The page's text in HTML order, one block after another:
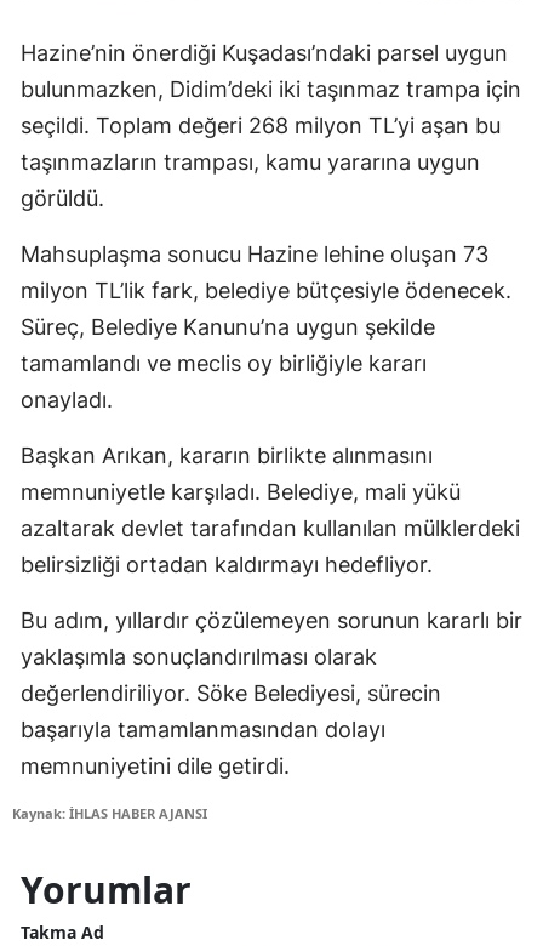
Hazine’nin önerdiği Kuşadası’ndaki parsel uygun
bulunmazken, Didim’deki iki taşınmaz trampa için
seçildi. Toplam değeri 268 milyon TL’yi aşan bu
taşınmazların trampası, kamu yararına uygun
görüldü.
Mahsuplaşma sonucu Hazine lehine oluşan 73
milyon TL’lik fark, belediye bütçesiyle ödenecek.
Süreç, Belediye Kanunu’na uygun şekilde
tamamlandı ve meclis oy birliğiyle kararı
onayladı.
Başkan Arıkan, kararın birlikte alınmasını
memnuniyetle karşıladı. Belediye, mali yükü
azaltarak devlet tarafından kullanılan mülklerdeki
belirsizliği ortadan kaldırmayı hedefliyor.
Bu adım, yıllardır çözülemeyen sorunun kararlı bir
yaklaşımla sonuçlandırılması olarak
değerlendiriliyor. Söke Belediyesi, sürecin
başarıyla tamamlanmasından dolayı
memnuniyetini dile getirdi.
Kaynak: İHLAS HABER AJANSI
Yorumlar
Takma Ad